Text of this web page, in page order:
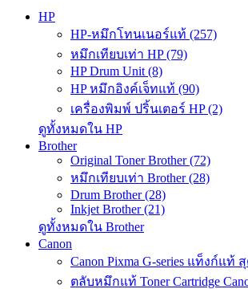
HP
HP-หมึกโทนเนอร์แท้ (257)
หมึกเทียบเท่า HP (79)
HP Drum Unit (8)
HP หมึกอิงค์เจ็ทแท้ (90)
เครื่องพิมพ์ ปริ้นเตอร์ HP (2)
ดูทั้งหมดใน HP
Brother
Original Toner Brother (72)
หมึกเทียบเท่า Brother (28)
Drum Brother (28)
Inkjet Brother (21)
ดูทั้งหมดใน Brother
Canon
Canon Pixma G-series แท็งก์แท้
ตลับหมึกแท้ Toner Cartridge